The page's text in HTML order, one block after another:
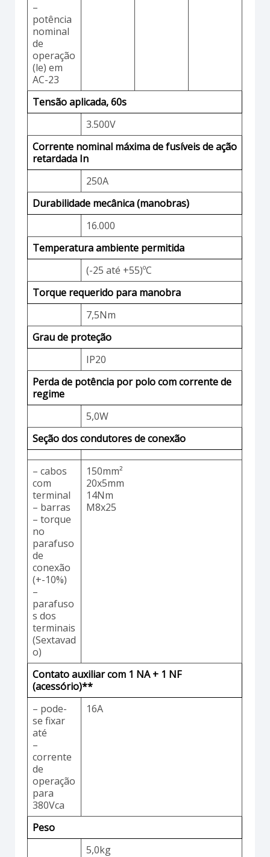
–
potência
nominal
de
operação
(le) em
AC-23
Tensão aplicada, 60s
3.500V
Corrente nominal máxima de fusíveis de ação
retardada In
250A
Durabilidade mecânica (manobras)
16.000
Temperatura ambiente permitida
(-25 até +55)ºC
Torque requerido para manobra
7,5Nm
Grau de proteção
IP20
Perda de potência por polo com corrente de
regime
5,0W
Seção dos condutores de conexão
– cabos
com
terminal
– barras
– torque
no
parafuso
de
conexão
(+-10%)
–
parafuso
s dos
terminais
(Sextavad
o)
150mm²
20x5mm
14Nm
M8x25
Contato auxiliar com 1 NA + 1 NF
(acessório)**
– pode-
se fixar
até
–
corrente
de
operação
para
380Vca
16A
Peso
5,0kg